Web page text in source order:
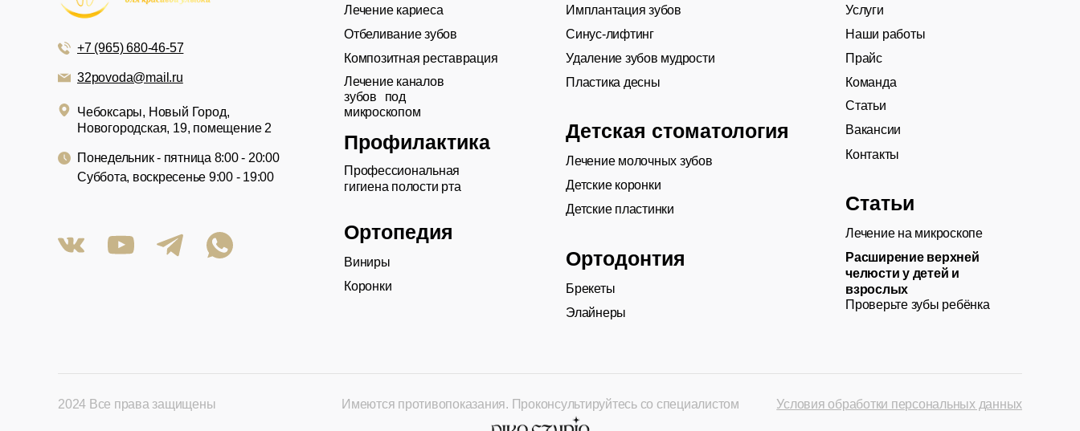
Понедельник - пятница 8:00 - 20:00
Суббота, воскресенье 9:00 - 19:00
2024 Все права защищены Имеются противопоказания. Проконсультируйтесь со специалистом Условия обработки персональных данных
Лечение кариеса
Отбеливание зубов
Профессиональная
гигиена полости рта
Композитная реставрация
Лечение каналов
зубов под
микроскопом
Чебоксары, Новый Город,
Новогородская, 19, помещение 2
32povoda@mail.ru
+7 (965) 680-46-57
Пластика десны
Удаление зубов мудрости
Синус-лифтинг
Имплантация зубов
Услуги
Наши работы
Прайс
Команда
Контакты
Вакансии
Статьи
Статьи
Проверьте зубы ребёнка
Расширение верхней
челюсти у детей и
взрослых
Лечение на микроскопе
Лечение молочных зубов
Детские коронки
Детские пластинки
Детская стоматология
Ортодонтия
Элайнеры
Брекеты
Ортопедия
Коронки
Виниры
Профилактика